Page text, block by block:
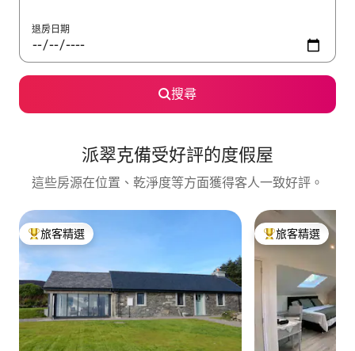
退房日期
搜尋
派翠克備受好評的度假屋
這些房源在位置、乾淨度等方面獲得客人一致好評。
旅客精選榜首
旅客精選 旅客精選榜首
旅客精選